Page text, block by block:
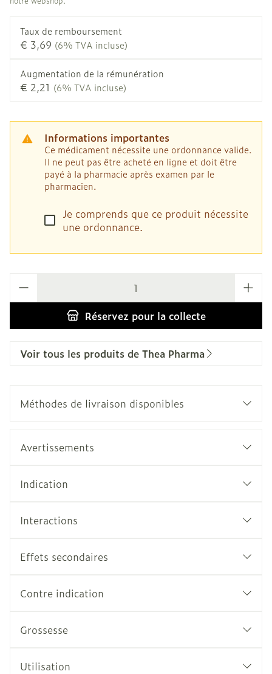
Taux de remboursement
€ 3,69 (6% TVA incluse)
Augmentation de la rémunération
€ 2,21 (6% TVA incluse)
Informations importantes
Ce médicament nécessite une ordonnance valide.
Il ne peut pas être acheté en ligne et doit être
payé à la pharmacie après examen par le
pharmacien.
Je comprends que ce produit nécessite
une ordonnance.
Réservezpour la collecte
Voir tous les produits de Thea Pharma
Méthodes de livraison disponibles
Avertissements
Indication
Interactions
Effets secondaires
Contre indication
Grossesse
Utilisation